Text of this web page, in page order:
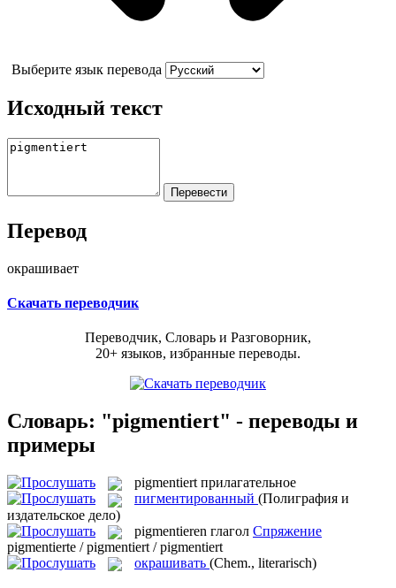
Выберите язык перевода
Исходный текст
Перевод
окрашивает
Скачать переводчик
Переводчик, Словарь и Разговорник,
20+ языков, избранные переводы.
Словарь: "pigmentiert" - переводы и
примеры
pigmentiert прилагательное
пигментированный (Полиграфия и
издательское дело)
pigmentieren глагол Спряжение
pigmentierte / pigmentiert / pigmentiert
окрашивать (Chem., literarisch)